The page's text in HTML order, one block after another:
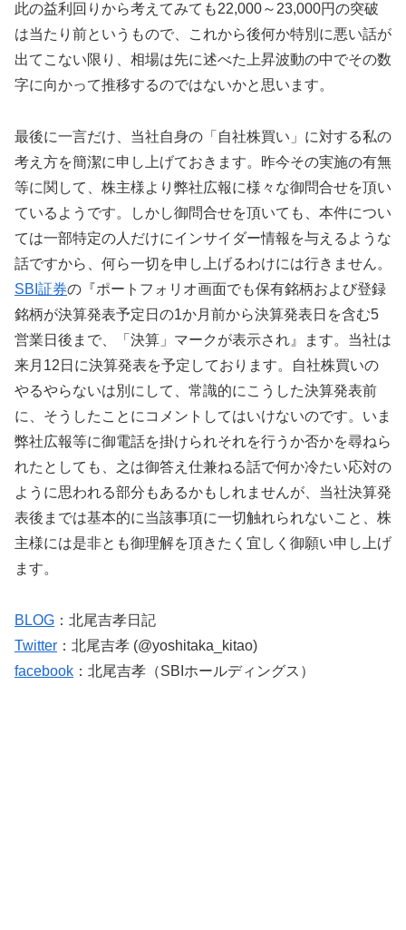
此の益利回りから考えてみても22,000～23,000円の突破
は当たり前というもので、これから後何か特別に悪い話が
出てこない限り、相場は先に述べた上昇波動の中でその数
字に向かって推移するのではないかと思います。
最後に一言だけ、当社自身の「自社株買い」に対する私の
考え方を簡潔に申し上げておきます。昨今その実施の有無
等に関して、株主様より弊社広報に様々な御問合せを頂い
ているようです。しかし御問合せを頂いても、本件につい
ては一部特定の人だけにインサイダー情報を与えるような
話ですから、何ら一切を申し上げるわけには行きません。
SBI証券の『ポートフォリオ画面でも保有銘柄および登録
銘柄が決算発表予定日の1か月前から決算発表日を含む5
営業日後まで、「決算」マークが表示され』ます。当社は
来月12日に決算発表を予定しております。自社株買いの
やるやらないは別にして、常識的にこうした決算発表前
に、そうしたことにコメントしてはいけないのです。いま
弊社広報等に御電話を掛けられそれを行うか否かを尋ねら
れたとしても、之は御答え仕兼ねる話で何か冷たい応対の
ように思われる部分もあるかもしれませんが、当社決算発
表後までは基本的に当該事項に一切触れられないこと、株
主様には是非とも御理解を頂きたく宜しく御願い申し上げ
ます。
BLOG ：北尾吉孝日記
Twitter ：北尾吉孝 (@yoshitaka_kitao)
facebook ：北尾吉孝（SBIホールディングス）